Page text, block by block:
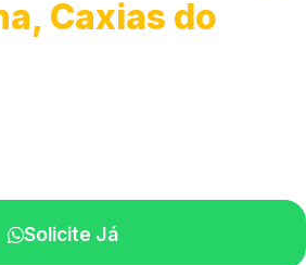
Caxias do
Solicite Já